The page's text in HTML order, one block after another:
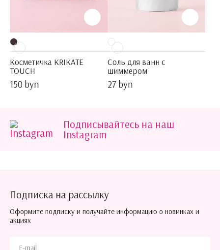
Косметичка KRIKATE
TOUCH
150 byn
Соль для ванн с
шиммером
27 byn
Подписывайтесь на наш
Instagram
Подписка на рассылку
Оформите подписку и получайте информацию о новинках и
акциях